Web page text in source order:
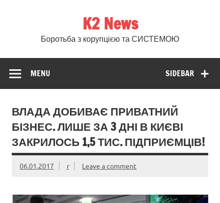
K2 News
Боротьба з корупцією та СИСТЕМОЮ
SIDEBAR
MENU
ВЛАДА ДОБИВАЄ ПРИВАТНИЙ
БІЗНЕС. ЛИШЕ ЗА 3 ДНІ В КИЄВІ
ЗАКРИЛОСЬ 1,5 ТИС. ПІДПРИЄМЦІВ!
06.01.2017 r Leave a comment